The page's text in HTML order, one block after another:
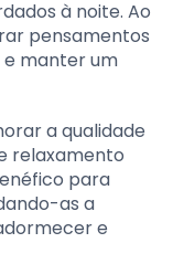
à noite. Ao
pensamentos
e manter um
a qualidade
relaxamento
para
as a
e